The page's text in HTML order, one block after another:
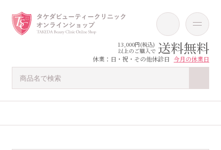
13,000円(税込)
以上のご購入で 送料無料
休業：日・祝・その他休診日 今月の休業日